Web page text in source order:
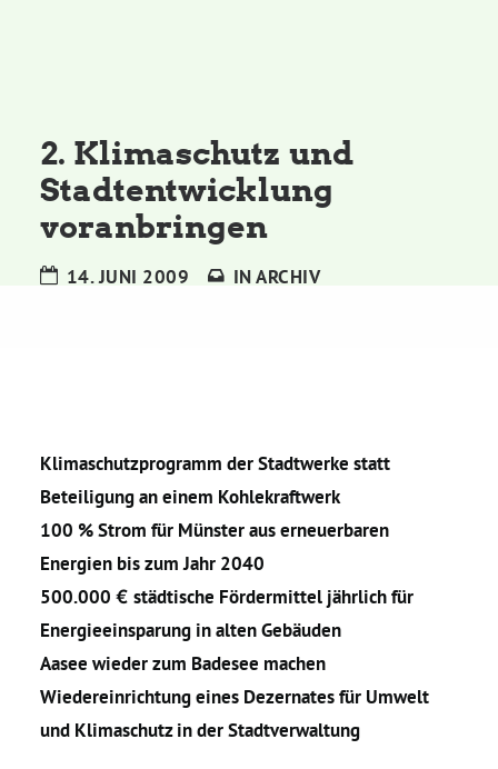
Grünes Zentrum
Personen
Josefine Paul, MdL
Robin Korte, MdL
Daniel Freund, MdEP
Delegierte
2. Klimaschutz und
Stadtentwicklung
voranbringen
14. JUNI 2009 INARCHIV
Klimaschutzprogramm der Stadtwerke statt
Beteiligung an einem Kohlekraftwerk
100 % Strom für Münster aus erneuerbaren
Energien bis zum Jahr 2040
500.000 € städtische Fördermittel jährlich für
Energieeinsparung in alten Gebäuden
Aasee wieder zum Badesee machen
Wiedereinrichtung eines Dezernates für Umwelt
und Klimaschutz in der Stadtverwaltung